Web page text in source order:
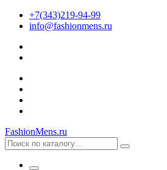
+7(343)219-94-99
info@fashionmens.ru
FashionMens.ru